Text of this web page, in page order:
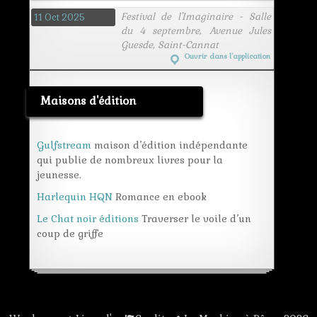
11 Oct 2025
Festival de l'Imaginaire - Salle
du 4 septembre, Avenue Jules
Guesde, Saint-Cannat
Ouvrir dans l’application
Maisons d'édition
Gulfstream maison d’édition indépendante
qui publie de nombreux livres pour la
jeunesse.
Harlequin HQN Romance en ebook
Le Chat noir éditions Traverser le voile d’un
coup de griffe